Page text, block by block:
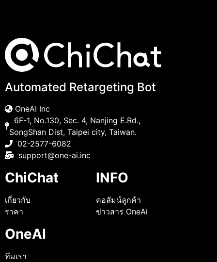
Automated Retargeting Bot
OneAI Inc
6F-1, No.130, Sec. 4, Nanjing E.Rd.,
SongShan Dist, Taipei city, Taiwan.
02-2577-6082
support@one-ai.inc
ChiChat
เกี่ยวกับ
ราคา
INFO
คอลัมน์ลูกค้า
ข่าวสาร OneAi
OneAI
ทีมเรา